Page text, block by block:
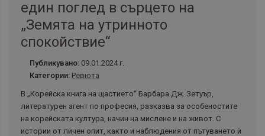
един поглед в сърцето на
„Земята на утринното
спокойствие“
Публикувано: 09.01.2024 г.
Категории: Ревюта
В „Корейска книга на щастието“ Барбара Дж. Зетуър,
литературен агент по професия, разказва за особеностите
на корейската култура, начин на мислене и на живот. С
истории от личен опит, както и наблюдения от пътуването ѝ